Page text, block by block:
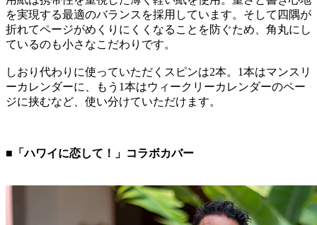
を実現する最適のバランスを採用しています。そして四隅が
折れてページがめくりにくくなることを防ぐため、角丸にし
ているのも小さなこだわりです。
しおり代わりに使っていただくスピンは2本。1本はマンスリ
ーカレンダーに、もう1本はウィークリーカレンダーのペー
ジに挟むなど、使い分けていただけます。
■「ハワイに恋して！」コラボカバー